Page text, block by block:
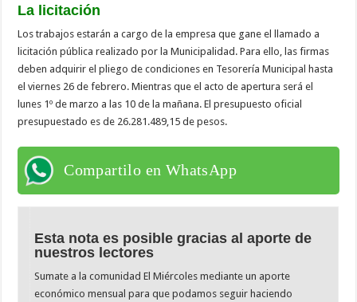
La licitación
Los trabajos estarán a cargo de la empresa que gane el llamado a
licitación pública realizado por la Municipalidad. Para ello, las firmas
deben adquirir el pliego de condiciones en Tesorería Municipal hasta
el viernes 26 de febrero. Mientras que el acto de apertura será el
lunes 1º de marzo a las 10 de la mañana. El presupuesto oficial
presupuestado es de 26.281.489,15 de pesos.
Compartilo en WhatsApp
Esta nota es posible gracias al aporte de
nuestros lectores
Sumate a la comunidad El Miércoles mediante un aporte
económico mensual para que podamos seguir haciendo